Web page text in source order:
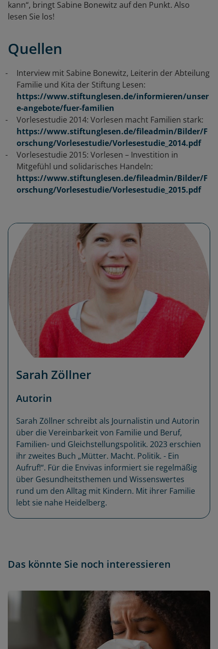
kann“, bringt Sabine Bonewitz auf den Punkt. Also
lesen Sie los!
Quellen
Interview mit Sabine Bonewitz, Leiterin der Abteilung
Familie und Kita der Stiftung Lesen:
https://www.stiftunglesen.de/informieren/unser
e-angebote/fuer-familien
Vorlesestudie 2014: Vorlesen macht Familien stark:
https://www.stiftunglesen.de/fileadmin/Bilder/F
orschung/Vorlesestudie/Vorlesestudie_2014.pdf
Vorlesestudie 2015: Vorlesen – Investition in
Mitgefühl und solidarisches Handeln:
https://www.stiftunglesen.de/fileadmin/Bilder/F
orschung/Vorlesestudie/Vorlesestudie_2015.pdf
Sarah Zöllner
Autorin
Sarah Zöllner schreibt als Journalistin und Autorin
über die Vereinbarkeit von Familie und Beruf,
Familien- und Gleichstellungspolitik. 2023 erschien
ihr zweites Buch „Mütter. Macht. Politik. - Ein
Aufruf!“. Für die Envivas informiert sie regelmäßig
über Gesundheitsthemen und Wissenswertes
rund um den Alltag mit Kindern. Mit ihrer Familie
lebt sie nahe Heidelberg.
Das könnte Sie noch interessieren